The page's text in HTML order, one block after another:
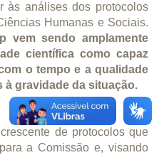
às análises dos protocolos
Humanas e Sociais.
vem sendo amplamente
científica como capaz
o tempo e a qualidade
à gravidade da situação.
de protocolos que
a Comissão e, visando